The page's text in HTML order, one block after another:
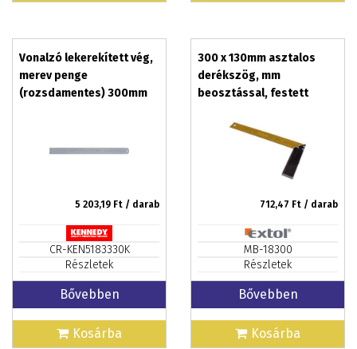
Vonalzó lekerekített vég,
merev penge
(rozsdamentes) 300mm
5 203,19 Ft / darab
CR-KEN5183330K
Részletek
Bővebben
Kosárba
300 x 130mm asztalos
derékszög, mm
beosztással, festett
712,47 Ft / darab
MB-18300
Részletek
Bővebben
Kosárba